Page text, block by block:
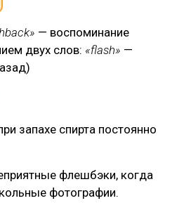
— воспоминание
двух слов: «flash» —
запахе спирта постоянно
флешбэки, когда
фотографии.